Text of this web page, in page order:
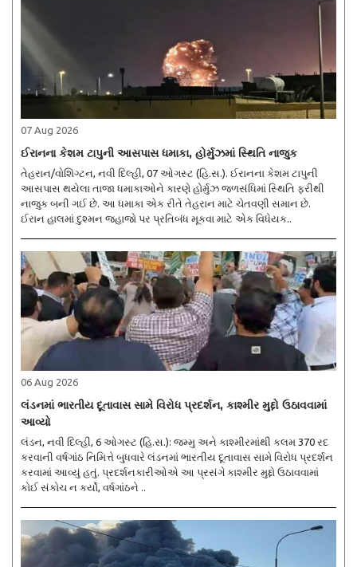
07 Aug 2026
ઈરાનના કેશમ ટાપુની આસપાસ ધમાકા, હોર્મુઝમાં સ્થિતિ નાજુક
તેહરાન/વોશિંગ્ટન, નવી દિલ્હી, 07 ઓગસ્ટ (હિ.સ.). ઈરાનના કેશમ ટાપુની
આસપાસ થયેલા તાજા ધમાકાઓને કારણે હોર્મુઝ જળસંધિમાં સ્થિતિ ફરીથી
નાજુક બની ગઈ છે. આ ધમાકા એક રીતે તેહરાન માટે ચેતવણી સમાન છે.
ઈરાન હાલમાં દુશ્મન જહાજો પર પ્રતિબંધ મૂકવા માટે એક વિધેયક..
06 Aug 2026
લંડનમાં ભારતીય દૂતાવાસ સામે વિરોધ પ્રદર્શન, કાશ્મીર મુદ્દો ઉઠાવવામાં
આવ્યો
લંડન, નવી દિલ્હી, 6 ઓગસ્ટ (હિ.સ.): જમ્મુ અને કાશ્મીરમાંથી કલમ 370 રદ
કરવાની વર્ષગાંઠ નિમિત્તે બુધવારે લંડનમાં ભારતીય દૂતાવાસ સામે વિરોધ પ્રદર્શન
કરવામાં આવ્યું હતું. પ્રદર્શનકારીઓએ આ પ્રસંગે કાશ્મીર મુદ્દો ઉઠાવવામાં
કોઈ સંકોચ ન કર્યો, વર્ષગાંઠને ..